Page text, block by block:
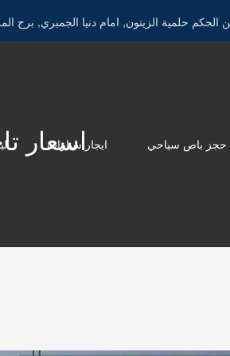
الحكم حلمية الزيتون, امام دنيا الجمبري, برج
حجز باص سياحي ايجار سيارات
اسعار تاجير